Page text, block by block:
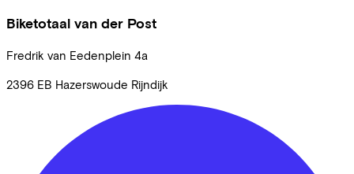
Biketotaal van der Post
Fredrik van Eedenplein 4a
2396 EB Hazerswoude Rijndijk